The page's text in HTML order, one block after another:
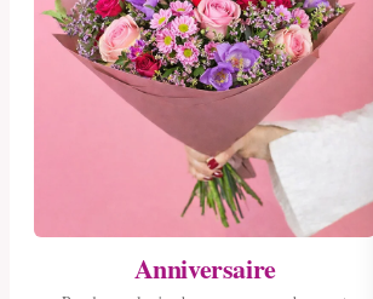
Anniversaire